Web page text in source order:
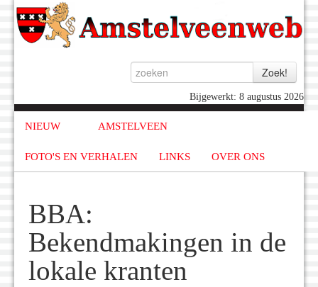
Bijgewerkt: 8 augustus 2026
NIEUW AMSTELVEEN
FOTO'S EN VERHALEN LINKS OVER ONS
BBA:
Bekendmakingen in de
lokale kranten